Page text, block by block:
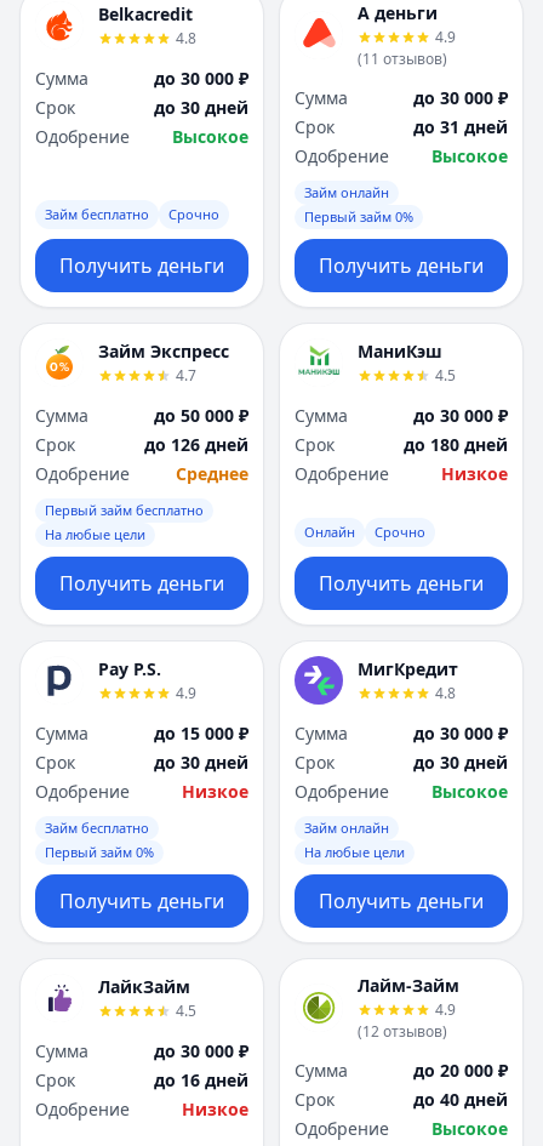
Belkacredit
4.8
Сумма
до 30 000 ₽
Срок
до 30 дней
Одобрение
Высокое
Займ бесплатно Срочно
Получить деньги
А деньги
4.9
(11 отзывов)
Сумма
до 30 000 ₽
Срок
до 31 дней
Одобрение
Высокое
Займ онлайн
Первый займ 0%
Получить деньги
Займ Экспресс
4.7
Сумма
до 50 000 ₽
Срок
до 126 дней
Одобрение
Среднее
Первый займ бесплатно
На любые цели
Получить деньги
МаниКэш
4.5
Сумма
до 30 000 ₽
Срок
до 180 дней
Одобрение
Низкое
Онлайн Срочно
Получить деньги
Pay P.S.
4.9
Сумма
до 15 000 ₽
Срок
до 30 дней
Одобрение
Низкое
Займ бесплатно
Первый займ 0%
Получить деньги
МигКредит
4.8
Сумма
до 30 000 ₽
Срок
до 30 дней
Одобрение
Высокое
Займ онлайн
На любые цели
Получить деньги
ЛайкЗайм
4.5
Сумма
до 30 000 ₽
Срок
до 16 дней
Одобрение
Низкое
Лайм-Займ
4.9
(12отзывов)
Сумма
до 20 000 ₽
Срок
до 40 дней
Одобрение
Высокое